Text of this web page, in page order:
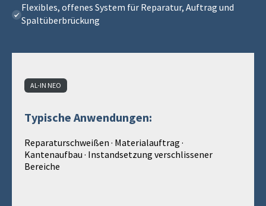
Flexibles, offenes System für Reparatur, Auftrag und
Spaltüberbrückung
AL-IN NEO
Typische Anwendungen:
Reparaturschweißen · Materialauftrag ·
Kantenaufbau · Instandsetzung verschlissener
Bereiche